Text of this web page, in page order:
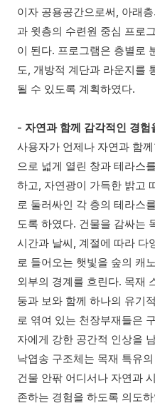
이자 공용공간으로써, 아래
과 윗층의 수련원 중심 프로
이 된다. 프로그램은 층별로
도, 개방적 계단과 라운지를
될 수 있도록 계획하였다.
- 자연과 함께 감각적인 경험
사용자가 언제나 자연과 함
으로 넓게 열린 창과 테라스
하고, 자연광이 가득한 밝고
로 둘러싸인 각 층의 테라스
도록 하였다. 건물을 감싸는
시간과 날씨, 계절에 따라 다
로 들어오는 햇빛을 숲의 캐
외부의 경계를 흐린다. 목재
둥과 보와 함께 하나의 유기
로 엮여 있는 천장부재들은
자에게 강한 공간적 인상을
낙엽송 구조체는 목재 특유
건물 안팎 어디서나 자연과
존하는 경험을 하도록 의도